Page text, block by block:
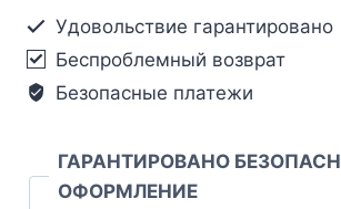
Удовольствие гарантировано
Беспроблемный возврат
Безопасные платежи
ГАРАНТИРОВАНО
ОФОРМЛЕНИЕ